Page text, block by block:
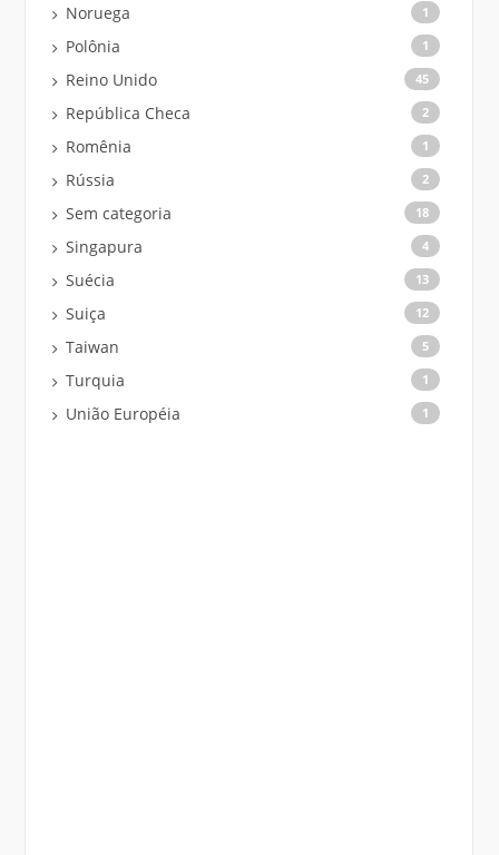
Noruega 1
Polônia 1
Reino Unido 45
República Checa 2
Romênia 1
Rússia 2
Sem categoria 18
Singapura 4
Suécia 13
Suiça 12
Taiwan 5
Turquia 1
União Européia 1